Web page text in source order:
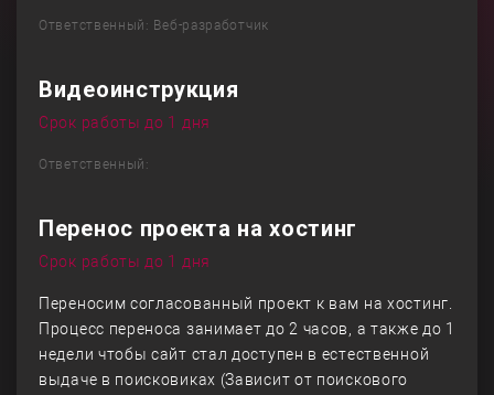
Ответственный: Веб-разработчик
Видеоинструкция
Срок работы до 1 дня
Ответственный:
Перенос проекта на хостинг
Срок работы до 1 дня
Переносим согласованный проект к вам на хостинг.
Процесс переноса занимает до 2 часов, а также до 1
недели чтобы сайт стал доступен в естественной
выдаче в поисковиках (Зависит от поискового